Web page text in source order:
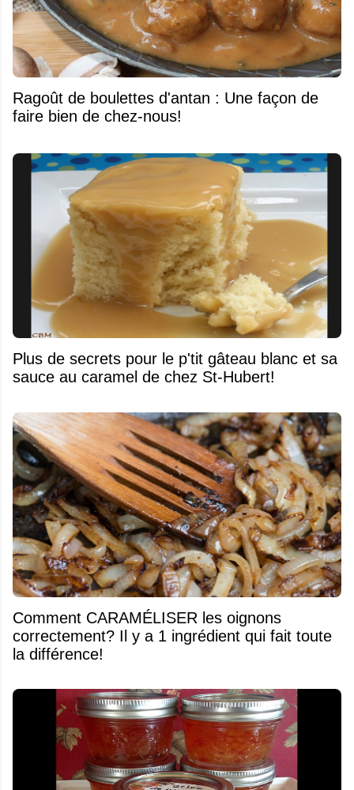
Ragoût de boulettes d'antan : Une façon de
faire bien de chez-nous!
Plus de secrets pour le p'tit gâteau blanc et sa
sauce au caramel de chez St-Hubert!
Comment CARAMÉLISER les oignons
correctement? Il y a 1 ingrédient qui fait toute
la différence!